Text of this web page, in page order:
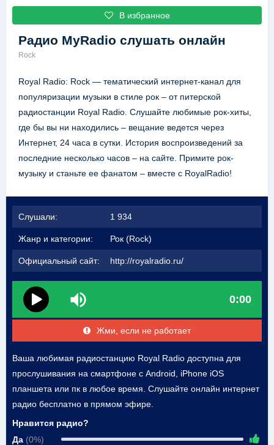
В избранное
Радио MyRadio слушать онлайн
Rock
Royal Radio: Rock — тематический интернет-канал для
популяризации музыки в стиле рок – от питерской
радиостанции Royal Radio. Слушайте любимые рок-хиты,
где бы вы ни находились – вещание ведется через
Интернет, 24 часа в сутки. История воспроизведений за
последние несколько часов – на сайте. Примите рок-
музыку и станьте ее фанатом – вместе с RoyalRadio!
Слушали: 1 934
Жанр и категории: Рок (Rock)
Официальный сайт: http://royalradio.ru/
0:00
Жми, если не работает
Ваша любимая радиостанцию Royal Radio доступна для
прослушивания на смартфоне с Android, iPhone iOS
планшета или пк в любое время. Слушайте онлайн интернет
радио бесплатно в прямом эфире.
Нравится радио?
Да (0%)